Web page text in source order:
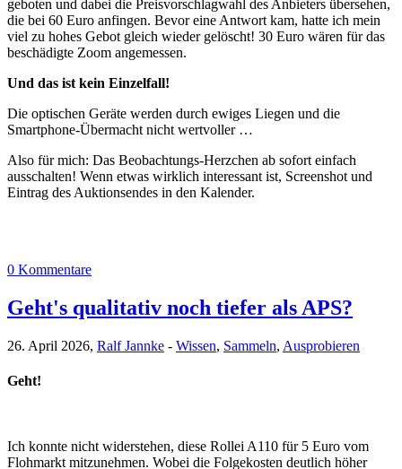
geboten und dabei die Preisvorschlagwahl des Anbieters übersehen,
die bei 60 Euro anfingen. Bevor eine Antwort kam, hatte ich mein
viel zu hohes Gebot gleich wieder gelöscht! 30 Euro wären für das
beschädigte Zoom angemessen.
Und das ist kein Einzelfall!
Die optischen Geräte werden durch ewiges Liegen und die
Smartphone-Übermacht nicht wertvoller …
Also für mich: Das Beobachtungs-Herzchen ab sofort einfach
ausschalten! Wenn etwas wirklich interessant ist, Screenshot und
Eintrag des Auktionsendes in den Kalender.
0 Kommentare
Geht's qualitativ noch tiefer als APS?
26. April 2026, Ralf Jannke - Wissen, Sammeln, Ausprobieren
Geht!
Ich konnte nicht widerstehen, diese Rollei A110 für 5 Euro vom
Flohmarkt mitzunehmen. Wobei die Folgekosten deutlich höher